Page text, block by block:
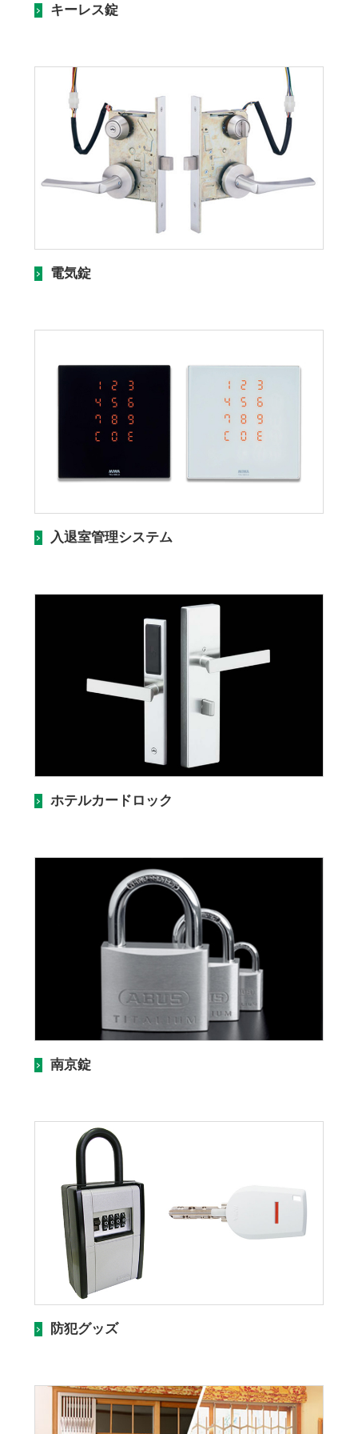
キーレス錠
電気錠
入退室管理システム
ホテルカードロック
南京錠
防犯グッズ